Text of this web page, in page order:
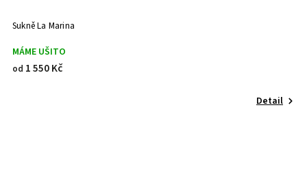
Sukně La Marina
MÁME UŠITO
od 1 550 Kč
Detail